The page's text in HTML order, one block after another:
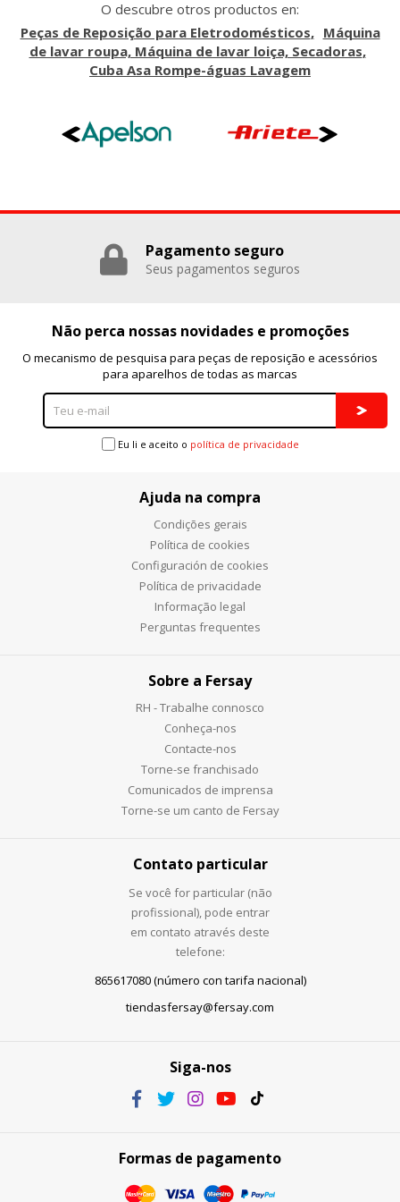
O descubre otros productos en:
Peças de Reposição para Eletrodomésticos
Máquina
de lavar roupa, Máquina de lavar loiça, Secadoras
Cuba Asa Rompe-águas Lavagem
Pagamento seguro
Seus pagamentos seguros
Não perca nossas novidades e promoções
O mecanismo de pesquisa para peças de reposição e acessórios
para aparelhos de todas as marcas
Eu li e aceito o política de privacidade
Ajuda na compra
Condições gerais
Política de cookies
Configuración de cookies
Política de privacidade
Informação legal
Perguntas frequentes
Sobre a Fersay
RH - Trabalhe connosco
Conheça-nos
Contacte-nos
Torne-se franchisado
Comunicados de imprensa
Torne-se um canto de Fersay
Contato particular
Se você for particular (não
profissional), pode entrar
em contato através deste
telefone:
865617080 (número con tarifa nacional)
tiendasfersay@fersay.com
Siga-nos
Formas de pagamento